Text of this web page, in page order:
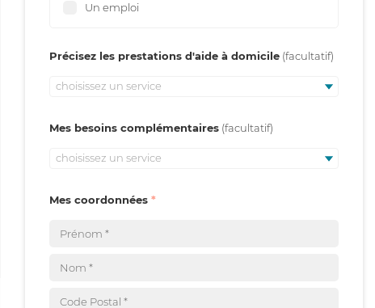
Un emploi
Précisez les prestations d'aide à domicile
choisissez un service
Mes besoins complémentaires
choisissez un service
Mes coordonnées